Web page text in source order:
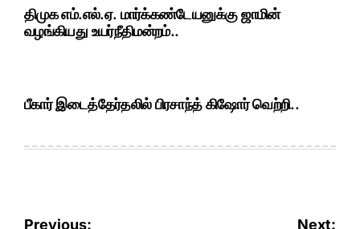
திமுக எம்.எல்.ஏ. மார்க்கண்டேயனுக்கு ஜாமின்
வழங்கியது உயர்நீதிமன்றம்..
பீகார் இடைத்தேர்தலில் பிரசாந்த் கிஷோர் வெற்றி..
Previous: Next: